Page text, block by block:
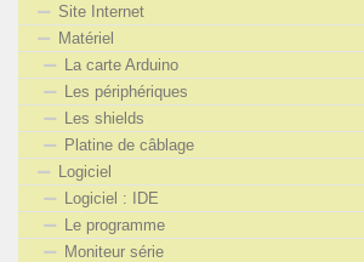
Site Internet
Matériel
La carte Arduino
Les périphériques
Les shields
Platine de câblage
Logiciel
Logiciel : IDE
Le programme
Moniteur série